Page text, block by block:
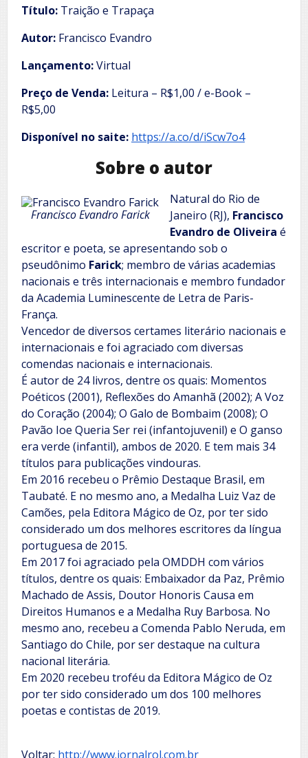
Título: Traição e Trapaça
Autor: Francisco Evandro
Lançamento:Virtual
Preço de Venda: Leitura – R$1,00 / e-Book –
R$5,00
Disponível no saite: https://a.co/d/iScw7o4
Sobre o autor
Francisco Evandro Farick
Natural do Rio de
Janeiro (RJ), Francisco
Evandro de Oliveira é
escritor e poeta, se apresentando sob o
pseudônimo Farick; membro de várias academias
nacionais e três internacionais e membro fundador
da Academia Luminescente de Letra de Paris-
França.
Vencedor de diversos certames literário nacionais e
internacionais e foi agraciado com diversas
comendas nacionais e internacionais.
É autor de 24 livros, dentre os quais: Momentos
Poéticos (2001), Reflexões do Amanhã (2002); A Voz
do Coração (2004); O Galo de Bombaim (2008); O
Pavão Ioe Queria Ser rei (infantojuvenil) e O ganso
era verde (infantil), ambos de 2020. E tem mais 34
títulos para publicações vindouras.
Em 2016 recebeu o Prêmio Destaque Brasil, em
Taubaté. E no mesmo ano, a Medalha Luiz Vaz de
Camões, pela Editora Mágico de Oz, por ter sido
considerado um dos melhores escritores da língua
portuguesa de 2015.
Em 2017 foi agraciado pela OMDDH com vários
títulos, dentre os quais: Embaixador da Paz, Prêmio
Machado de Assis, Doutor Honoris Causa em
Direitos Humanos e a Medalha Ruy Barbosa. No
mesmo ano, recebeu a Comenda Pablo Neruda, em
Santiago do Chile, por ser destaque na cultura
nacional literária.
Em 2020 recebeu troféu da Editora Mágico de Oz
por ter sido considerado um dos 100 melhores
poetas e contistas de 2019.
Voltar: http://www.jornalrol.com.br